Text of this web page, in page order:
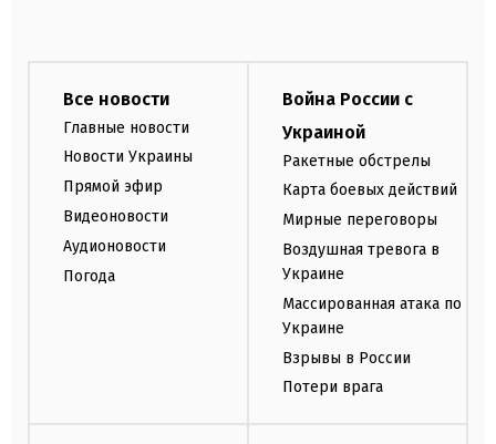
Все новости
Главные новости
Новости Украины
Прямой эфир
Видеоновости
Аудионовости
Погода
Война России с
Украиной
Ракетные обстрелы
Карта боевых действий
Мирные переговоры
Воздушная тревога в
Украине
Массированная атака по
Украине
Взрывы в России
Потери врага